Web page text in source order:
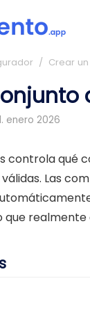
/ Crear un
enero 2026
controla qué
Las
que realmente